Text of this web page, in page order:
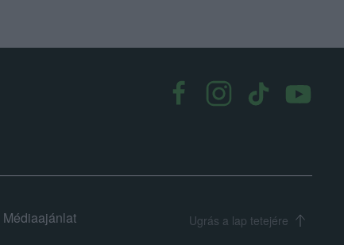
Médiaajánlat Ugrás a lap tetejére